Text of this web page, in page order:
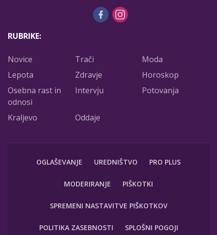
RUBRIKE:
Novice Trači
Moda
Lepota
Zdravje
Horoskop
Osebna rast in
odnosi
Intervju Potovanja
Kraljevo Oddaje
OGLAŠEVANJE UREDNIŠTVO PRO PLUS
MODERIRANJE PIŠKOTKI
SPREMENI NASTAVITVE PIŠKOTKOV
POLITIKA ZASEBNOSTI SPLOŠNI POGOJI